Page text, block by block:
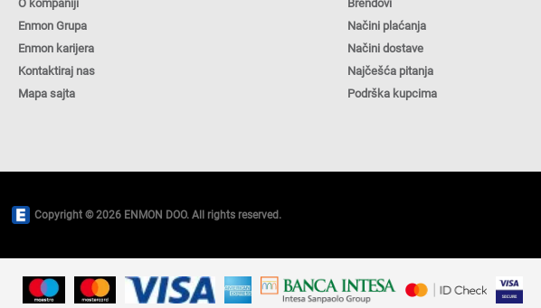
O kompaniji
Enmon Grupa
Enmon karijera
Kontaktiraj nas
Mapa sajta
Brendovi
Načini plaćanja
Načini dostave
Najčešća pitanja
Podrška kupcima
Copyright © 2026 ENMON DOO. All rights reserved.